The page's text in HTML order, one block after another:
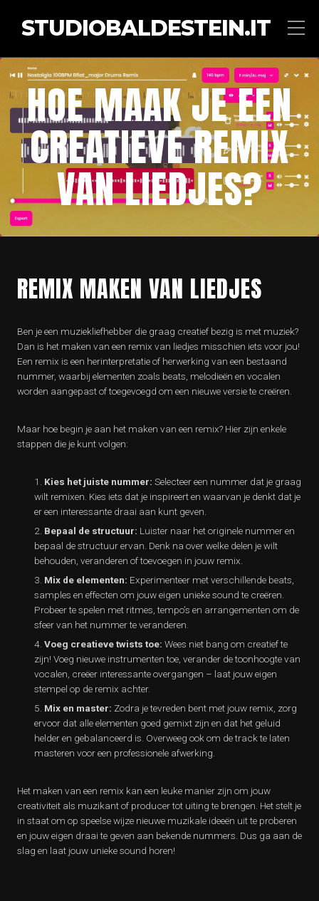
STUDIOBALDESTEIN.IT
HOE MAAK JE EEN
CREATIEVE REMIX
VAN LIEDJES?
REMIX MAKEN VAN LIEDJES
Ben je een muziekliefhebber die graag creatief bezig is met muziek?
Dan is het maken van een remix van liedjes misschien iets voor jou!
Een remix is een herinterpretatie of herwerking van een bestaand
nummer, waarbij elementen zoals beats, melodieën en vocalen
worden aangepast of toegevoegd om een nieuwe versie te creëren.
Maar hoe begin je aan het maken van een remix? Hier zijn enkele
stappen die je kunt volgen:
Kies het juiste nummer: Selecteer een nummer dat je graag
wilt remixen. Kies iets dat je inspireert en waarvan je denkt dat je
er een interessante draai aan kunt geven.
Bepaal de structuur: Luister naar het originele nummer en
bepaal de structuur ervan. Denk na over welke delen je wilt
behouden, veranderen of toevoegen in jouw remix.
Mix de elementen: Experimenteer met verschillende beats,
samples en effecten om jouw eigen unieke sound te creëren.
Probeer te spelen met ritmes, tempo’s en arrangementen om de
sfeer van het nummer te veranderen.
Voeg creatieve twists toe: Wees niet bang om creatief te
zijn! Voeg nieuwe instrumenten toe, verander de toonhoogte van
vocalen, creëer interessante overgangen – laat jouw eigen
stempel op de remix achter.
Mix en master: Zodra je tevreden bent met jouw remix, zorg
ervoor dat alle elementen goed gemixt zijn en dat het geluid
helder en gebalanceerd is. Overweeg ook om de track te laten
masteren voor een professionele afwerking.
Het maken van een remix kan een leuke manier zijn om jouw
creativiteit als muzikant of producer tot uiting te brengen. Het stelt je
in staat om op speelse wijze nieuwe muzikale ideeën uit te proberen
en jouw eigen draai te geven aan bekende nummers. Dus ga aan de
slag en laat jouw unieke sound horen!